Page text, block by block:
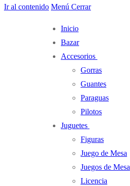
Ir al contenido Menú Cerrar
Inicio
Bazar
Accesorios
Gorras
Guantes
Paraguas
Pilotos
Juguetes
Figuras
Juego de Mesa
Juegos de Mesa
Licencia